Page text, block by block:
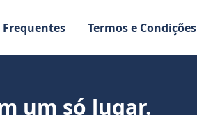
Termos e Condições
um só lugar.